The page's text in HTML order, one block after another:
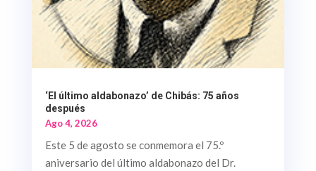
‘El último aldabonazo’ de Chibás: 75 años
después
Ago 4, 2026
Este 5 de agosto se conmemora el 75.º
aniversario del último aldabonazo del Dr.